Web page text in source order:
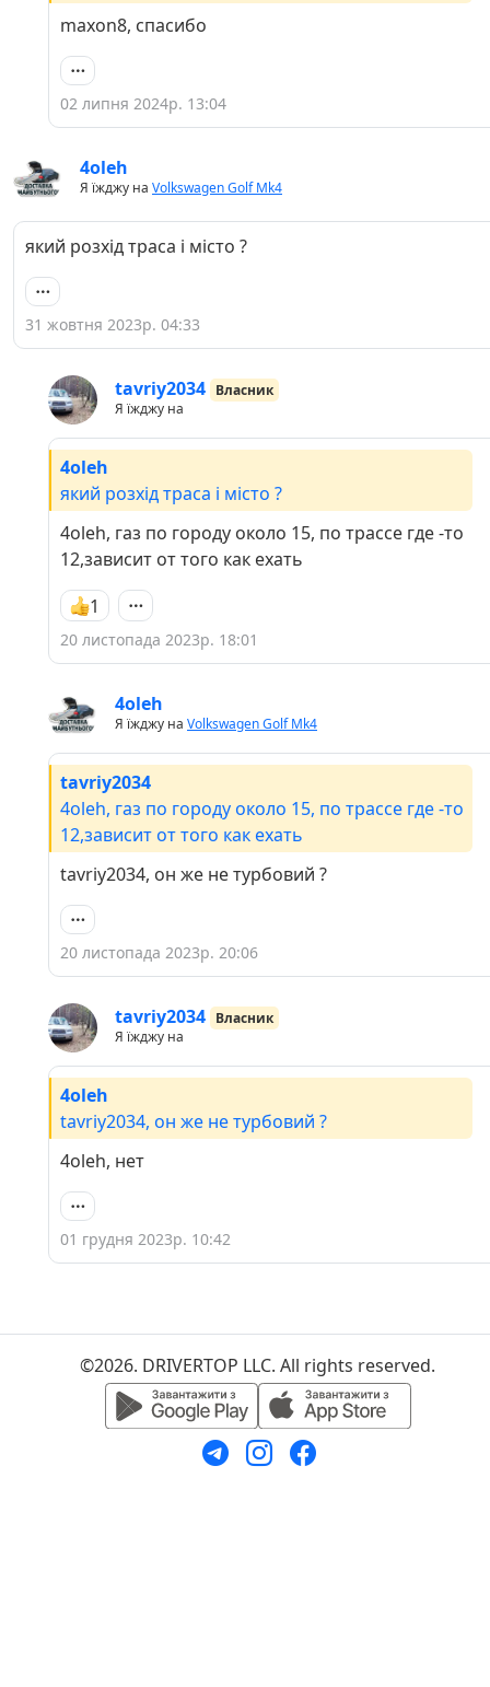
maxon8, спасибо
02 липня 2024р. 13:04
4oleh
Я їжджу на Volkswagen Golf Mk4
який розхід траса і місто ?
31 жовтня 2023р. 04:33
tavriy2034 Власник
Я їжджу на
4oleh
який розхід траса і місто ?
4oleh, газ по городу около 15, по трассе где -то
12,зависит от того как ехать
1
20 листопада 2023р. 18:01
4oleh
Я їжджу на Volkswagen Golf Mk4
tavriy2034
4oleh, газ по городу около 15, по трассе где -то
12,зависит от того как ехать
tavriy2034, он же не турбовий ?
20 листопада 2023р. 20:06
tavriy2034 Власник
Я їжджу на
4oleh
tavriy2034, он же не турбовий ?
4oleh, нет
01 грудня 2023р. 10:42
©2026. DRIVERTOP LLC. All rights reserved.